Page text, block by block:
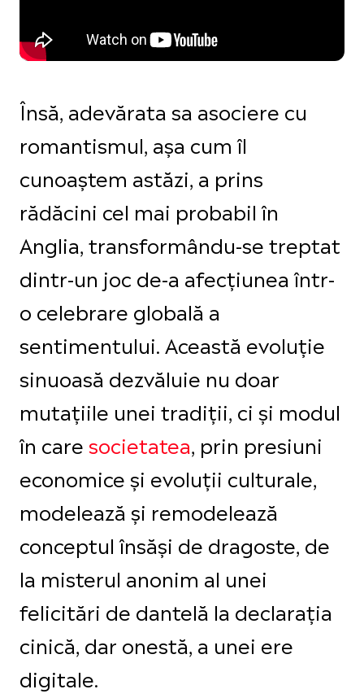
Însă, adevărata sa asociere cu
romantismul, așa cum îl
cunoaștem astăzi, a prins
rădăcini cel mai probabil în
Anglia, transformându-se treptat
dintr-un joc de-a afecțiunea într-
o celebrare globală a
sentimentului. Această evoluție
sinuoasă dezvăluie nu doar
mutațiile unei tradiții, ci și modul
în caresocietatea, prin presiuni
economice și evoluții culturale,
modelează și remodelează
conceptul însăși de dragoste, de
la misterul anonim al unei
felicitări de dantelă la declarația
cinică, dar onestă, a unei ere
digitale.